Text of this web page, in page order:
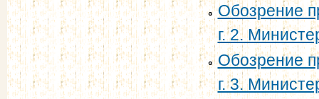
Обозрение
г. 2.
Обозрение
г. 3.